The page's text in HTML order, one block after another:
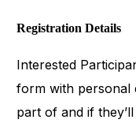
Registration Details
Interested
form with personal
part of and if